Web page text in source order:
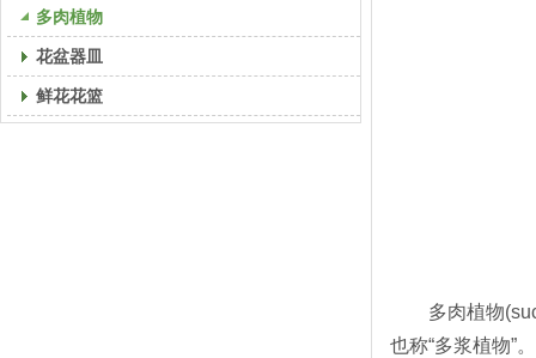
多肉植物
花盆器皿
鲜花花篮
多肉植物
也称“多浆植物”